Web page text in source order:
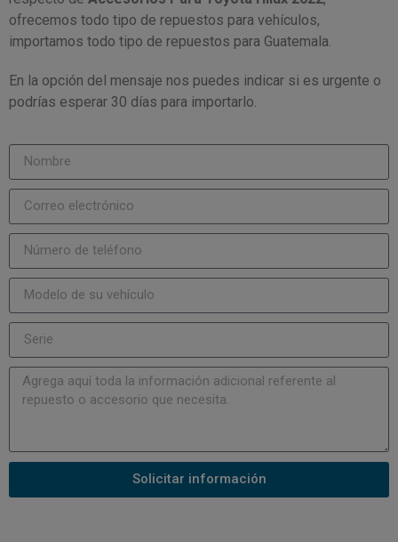
ofrecemos todo tipo de repuestos para vehículos,
importamos todo tipo de repuestos para Guatemala.
En la opción del mensaje nos puedes indicar si es urgente o
podrías esperar 30 días para importarlo.
Solicitar información